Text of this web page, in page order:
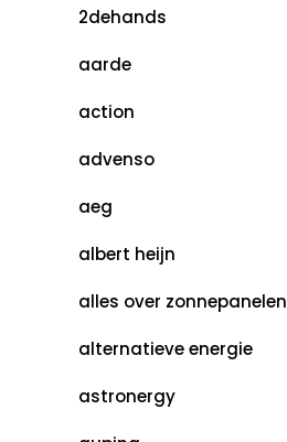
2dehands
aarde
action
advenso
aeg
albert heijn
alles over zonnepanelen
alternatieve energie
astronergy